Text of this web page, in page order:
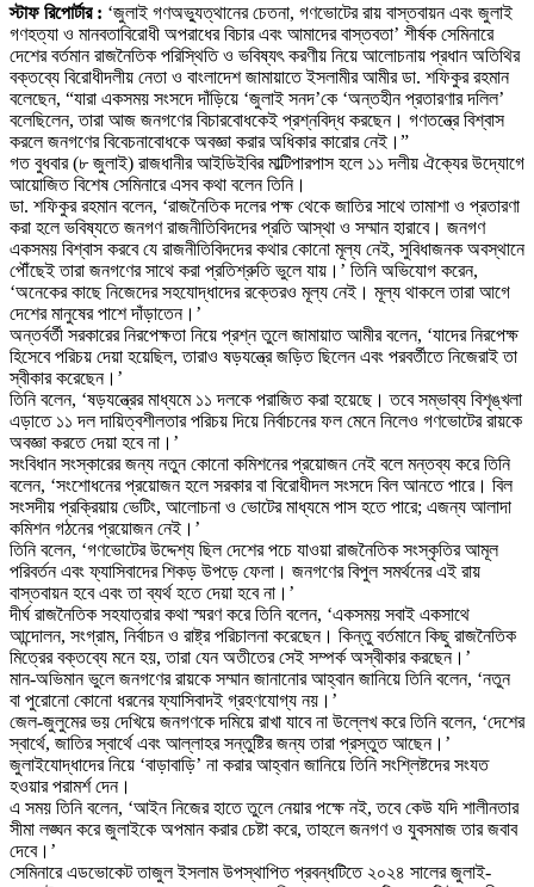
স্টাফ রিপোর্টার : ‘জুলাই গণঅভ্যুত্থানের চেতনা, গণভোটের রায় বাস্তবায়ন এবং জুলাই
গণহত্যা ও মানবতাবিরোধী অপরাধের বিচার এবং আমাদের বাস্তবতা’ শীর্ষক সেমিনারে
দেশের বর্তমান রাজনৈতিক পরিস্থিতি ও ভবিষ্যৎ করণীয় নিয়ে আলোচনায় প্রধান অতিথির
বক্তব্যে বিরোধীদলীয় নেতা ও বাংলাদেশ জামায়াতে ইসলামীর আমীর ডা. শফিকুর রহমান
বলেছেন, “যারা একসময় সংসদে দাঁড়িয়ে ‘জুলাই সনদ’কে ‘অন্তহীন প্রতারণার দলিল’
বলেছিলেন, তারা আজ জনগণের বিচারবোধকেই প্রশ্নবিদ্ধ করছেন। গণতন্ত্রে বিশ্বাস
করলে জনগণের বিবেচনাবোধকে অবজ্ঞা করার অধিকার কারোর নেই।”
গত বুধবার (৮ জুলাই) রাজধানীর আইডিইবির মাল্টিপারপাস হলে ১১ দলীয় ঐক্যের উদ্যোগে
আয়োজিত বিশেষ সেমিনারে এসব কথা বলেন তিনি।
ডা. শফিকুর রহমান বলেন, ‘রাজনৈতিক দলের পক্ষ থেকে জাতির সাথে তামাশা ও প্রতারণা
করা হলে ভবিষ্যতে জনগণ রাজনীতিবিদদের প্রতি আস্থা ও সম্মান হারাবে। জনগণ
একসময় বিশ্বাস করবে যে রাজনীতিবিদদের কথার কোনো মূল্য নেই, সুবিধাজনক অবস্থানে
পৌঁছেই তারা জনগণের সাথে করা প্রতিশ্রুতি ভুলে যায়।’ তিনি অভিযোগ করেন,
‘অনেকের কাছে নিজেদের সহযোদ্ধাদের রক্তেরও মূল্য নেই। মূল্য থাকলে তারা আগে
দেশের মানুষের পাশে দাঁড়াতেন।’
অন্তর্বর্তী সরকারের নিরপেক্ষতা নিয়ে প্রশ্ন তুলে জামায়াত আমীর বলেন, ‘যাদের নিরপেক্ষ
হিসেবে পরিচয় দেয়া হয়েছিল, তারাও ষড়যন্ত্রে জড়িত ছিলেন এবং পরবর্তীতে নিজেরাই তা
স্বীকার করেছেন।’
তিনি বলেন, ‘ষড়যন্ত্রের মাধ্যমে ১১ দলকে পরাজিত করা হয়েছে। তবে সম্ভাব্য বিশৃঙ্খলা
এড়াতে ১১ দল দায়িত্বশীলতার পরিচয় দিয়ে নির্বাচনের ফল মেনে নিলেও গণভোটের রায়কে
অবজ্ঞা করতে দেয়া হবে না।’
সংবিধান সংস্কারের জন্য নতুন কোনো কমিশনের প্রয়োজন নেই বলে মন্তব্য করে তিনি
বলেন, ‘সংশোধনের প্রয়োজন হলে সরকার বা বিরোধীদল সংসদে বিল আনতে পারে। বিল
সংসদীয় প্রক্রিয়ায় ভেটিং, আলোচনা ও ভোটের মাধ্যমে পাস হতে পারে; এজন্য আলাদা
কমিশন গঠনের প্রয়োজন নেই।’
তিনি বলেন, ‘গণভোটের উদ্দেশ্য ছিল দেশের পচে যাওয়া রাজনৈতিক সংস্কৃতির আমূল
পরিবর্তন এবং ফ্যাসিবাদের শিকড় উপড়ে ফেলা। জনগণের বিপুল সমর্থনের এই রায়
বাস্তবায়ন হবে এবং তা ব্যর্থ হতে দেয়া হবে না।’
দীর্ঘ রাজনৈতিক সহযাত্রার কথা স্মরণ করে তিনি বলেন, ‘একসময় সবাই একসাথে
আন্দোলন, সংগ্রাম, নির্বাচন ও রাষ্ট্র পরিচালনা করেছেন। কিন্তু বর্তমানে কিছু রাজনৈতিক
মিত্রের বক্তব্যে মনে হয়, তারা যেন অতীতের সেই সম্পর্ক অস্বীকার করছেন।’
মান-অভিমান ভুলে জনগণের রায়কে সম্মান জানানোর আহ্বান জানিয়ে তিনি বলেন, ‘নতুন
বা পুরোনো কোনো ধরনের ফ্যাসিবাদই গ্রহণযোগ্য নয়।’
জেল-জুলুমের ভয় দেখিয়ে জনগণকে দমিয়ে রাখা যাবে না উল্লেখ করে তিনি বলেন, ‘দেশের
স্বার্থে, জাতির স্বার্থে এবং আল্লাহর সন্তুষ্টির জন্য তারা প্রস্তুত আছেন।’
জুলাইযোদ্ধাদের নিয়ে ‘বাড়াবাড়ি’ না করার আহ্বান জানিয়ে তিনি সংশ্লিষ্টদের সংযত
হওয়ার পরামর্শ দেন।
এ সময় তিনি বলেন, ‘আইন নিজের হাতে তুলে নেয়ার পক্ষে নই, তবে কেউ যদি শালীনতার
সীমা লঙ্ঘন করে জুলাইকে অপমান করার চেষ্টা করে, তাহলে জনগণ ও যুবসমাজ তার জবাব
দেবে।’
সেমিনারে এডভোকেট তাজুল ইসলাম উপস্থাপিত প্রবন্ধটিতে ২০২৪ সালের জুলাই-